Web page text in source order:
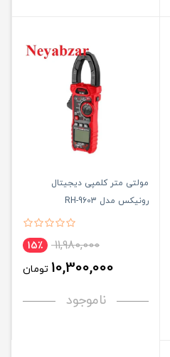
مولتی متر کلمپی دیجیتال
رونیکس مدل RH-9603
11,980,000 15٪
10,300,000 تومان
ناموجود